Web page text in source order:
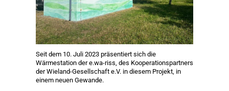
Seit dem 10. Juli 2023 präsentiert sich die
Wärmestation der e.wa-riss, des Kooperationspartners
der Wieland-Gesellschaft e.V. in diesem Projekt, in
einem neuen Gewande.